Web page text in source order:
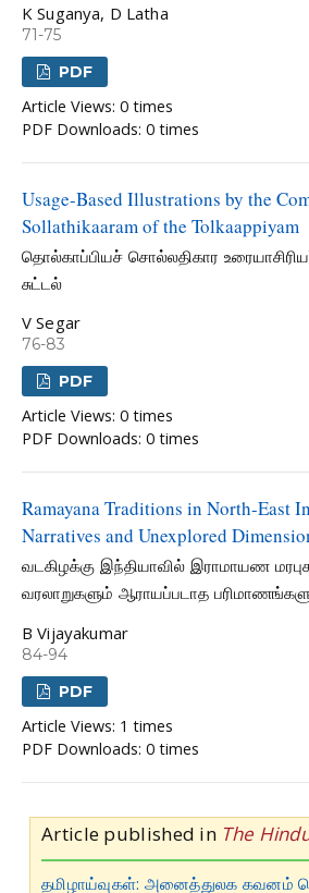
K Suganya, D Latha
71-75
PDF
Article Views: 0 times
PDF Downloads: 0 times
Usage-Based Illustrations by the
Sollathikaaram of the Tolkaappiyam
தொல்காப்பியச் சொல்லதிகார
சுட்டல்
V Segar
76-83
PDF
Article Views: 0 times
PDF Downloads: 0 times
Ramayana Traditions in North-East
Narratives and Unexplored
வடகிழக்கு இந்தியாவில் இராமாயண
வரலாறுகளும் ஆராயப்படாத
B Vijayakumar
84-94
PDF
Article Views: 1 times
PDF Downloads: 0 times
Article published in The
தமிழாய்வுகள்: அனைத்துலக கவனம்